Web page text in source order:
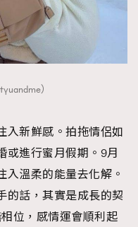
）
入新鮮感。拍拖情侶如
或進行蜜月假期。9月
溫柔的能量去化解。
的話，其實是成長的契
位，感情運會順利起